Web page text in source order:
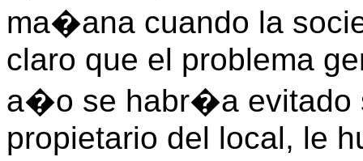
ma�ana cuando la
claro que el problema
a�o se habr�a evitado
propietario del local, le